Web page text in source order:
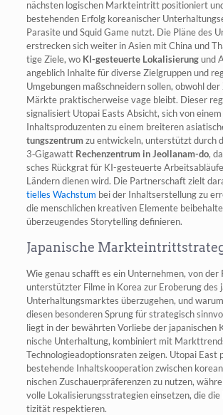
nächs­ten logi­schen Markt­ein­tritt posi­tio­niert
bestehen­den Erfolg korea­ni­scher
Para­si­te und Squid Game nutzt. Die Plä­ne des
erstre­cken sich wei­ter in Asi­en mit Chi­na und
ti­ge Zie­le, wo KI-gesteu­er­te Loka­li­sie­rungund
angeb­lich Inhal­te für diver­se Ziel­grup­pen und
Umge­bun­gen maß­schnei­dern sol­len, obwohl
Märk­te prak­ti­scher­wei­se vage bleibt. Die­ser
signa­li­siert Uto­pai Easts Absicht, sich von
Inhalts­pro­du­zen­ten zu einem brei­te­ren
tungs­zen­trumzu ent­wi­ckeln, unter­stützt durch
3‑Gigawatt Rechen­zen­trum in Jeol­la­nam-do,
sches Rück­grat für KI-gesteu­er­te
Län­dern die­nen wird. Die Part­ner­schaft zielt
ti­el­les Wachs­tum bei der Inhalts­er­stel­lung zu
die mensch­li­chen krea­ti­ven Ele­men­te
über­zeu­gen­des Sto­rytel­ling definieren.
Japanische
Wie genau schafft es ein Unter­neh­men, von der
unter­stütz­ter Fil­me in Korea zur Erobe­rung des
Unter­hal­tungs­mark­tes über­zu­ge­hen, und
die­sen beson­de­ren Sprung für stra­te­gisch
liegt in der bewähr­ten Vor­lie­be der
ni­sche Unter­hal­tung, kom­bi­niert mit
Tech­no­lo­gie­ad­op­ti­ons­ra­ten zei­gen. Uto­pai East
bestehen­de Inhalts­ko­ope­ra­ti­on zwi­schen
ni­schen Zuschau­er­prä­fe­ren­zen zu nut­zen,
vol­le Loka­li­sie­rungs­stra­te­gien ein­set­zen, die
ti­zi­tät respektieren.